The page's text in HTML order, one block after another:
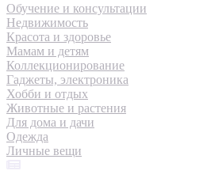
Обучение и консультации
Недвижимость
Красота и здоровье
Мамам и детям
Коллекционирование
Гаджеты, электроника
Хобби и отдых
Животные и растения
Для дома и дачи
Одежда
Личные вещи